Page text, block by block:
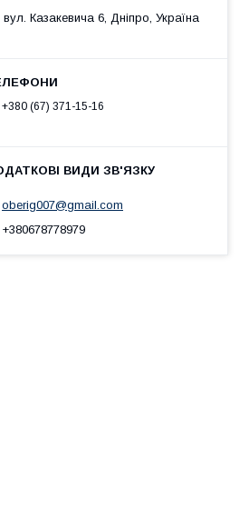
вул. Казакевича 6, Дніпро, Україна
+380 (67) 371-15-16
oberig007@gmail.com
+380678778979